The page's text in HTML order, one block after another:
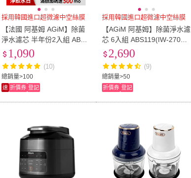
採用韓國進口超微濾中空絲膜
【法國 阿基姆 AGiM】除菌
淨水濾芯 半年份2入組 ABS1
19(IW-2701/FK-2501專用)
總銷量>100
1,090
(10)
速 折價券 登記
採用韓國進口超微濾中空絲膜
【AGiM 阿基姆】除菌淨水濾
芯 6入組 ABS119(IW-2701/
FK-2501專用)
總銷量>50
2,690
(9)
折價券 登記